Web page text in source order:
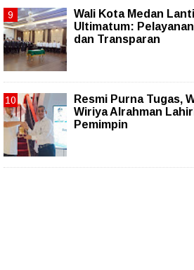
Wali Kota Medan
Ultimatum:
dan Transparan
Resmi Purna Tugas,
Wiriya Alrahman
Pemimpin